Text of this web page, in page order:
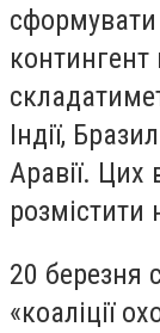
контингент
Індії,
Аравії. Цих
розмістити
20 березня
«коаліції